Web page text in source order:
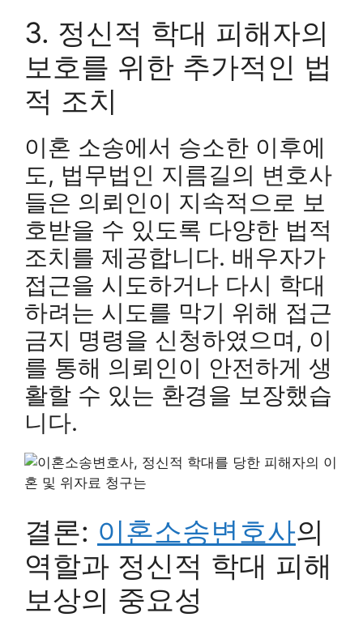
3. 정신적 학대 피해자의
보호를 위한 추가적인 법
적 조치
이혼 소송에서 승소한 이후에
도, 법무법인 지름길의 변호사
들은 의뢰인이 지속적으로 보
호받을 수 있도록 다양한 법적
조치를 제공합니다. 배우자가
접근을 시도하거나 다시 학대
하려는 시도를 막기 위해 접근
금지 명령을 신청하였으며, 이
를 통해 의뢰인이 안전하게 생
활할 수 있는 환경을 보장했습
니다.
결론: 이혼소송변호사의
역할과 정신적 학대 피해
보상의 중요성